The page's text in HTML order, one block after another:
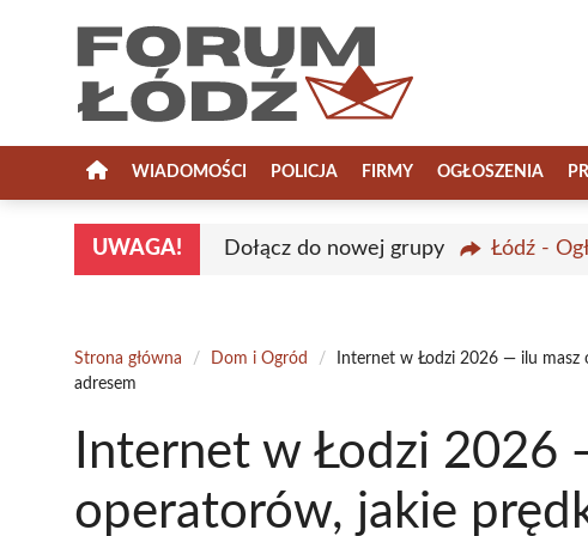
WIADOMOŚCI POLICJA FIRMY OGŁOSZENIA
UWAGA! Dołącz do nowej grupy Łódź -
Strona główna / Dom i Ogród /
Internet w Łodzi 2026 — ilu
adresem
Internet w Łodzi 2026
operatorów, jakie